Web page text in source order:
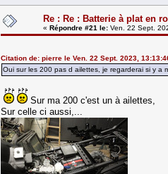
Re : Re : Batterie à plat en
« Répondre #21 le: Ven. 22 Sept.
Citation de: pierre le Ven. 22 Sept. 2023,
Oui sur les 200 pas d ailettes, je regarderai si y a
Sur ma 200 c'est un à ailettes,
Sur celle ci aussi,...